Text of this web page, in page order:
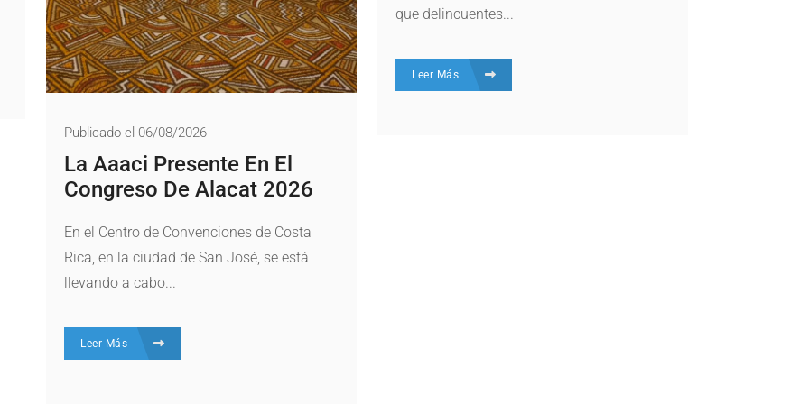
Publicado el 06/08/2026
La Aaaci Presente En El
Congreso De Alacat 2026
En el Centro de Convenciones de Costa
Rica, en la ciudad de San José, se está
llevando a cabo...
Leer Más
que delincuentes...
Leer Más